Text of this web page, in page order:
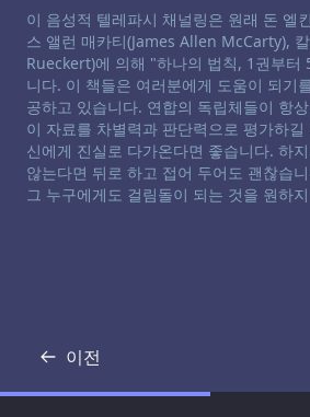
채널링 면책 성명서:
이 음성적 텔레파시 채널링은 원래 돈 엘
스 앨런 매카티(James Allen McCarty),
Rueckert)에 의해 "하나의 법칙, 1권부터
니다. 이 책들은 여러분에게 도움이 되기
공하고 있습니다. 연합의 독립체들이 항
이 자료를 차별력과 판단력으로 평가하
신에게 진실로 다가온다면 좋습니다. 하
않는다면 뒤로 하고 접어 두어도 괜찮습
그 누구에게도 걸림돌이 되는 것을 원하
이전
기록